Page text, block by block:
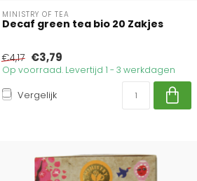
MINISTRY OF TEA
Decaf green tea bio 20 Zakjes
€4,17 €3,79
Op voorraad. Levertijd 1 - 3 werkdagen
Vergelijk